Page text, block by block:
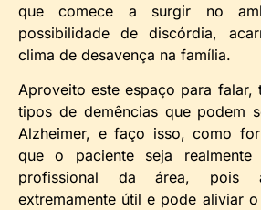
que comece a surgir no
possibilidade de discórdia,
clima de desavença na família.
Aproveito este espaço para falar,
tipos de demências que podem
Alzheimer, e faço isso, como
que o paciente seja
profissional da área, pois
extremamente útil e pode aliviar